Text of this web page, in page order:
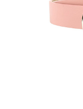
Другие варианты товара